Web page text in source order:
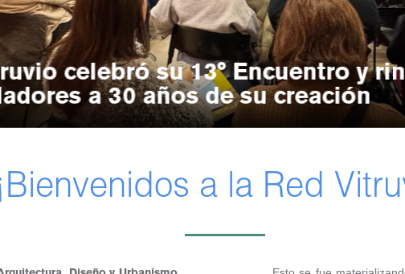
celebró su 13° Encuentro y
a 30 años de su creación
a la Red